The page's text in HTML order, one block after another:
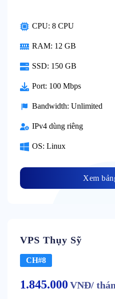
CPU: 8 CPU
RAM: 12 GB
SSD: 150 GB
Port: 100 Mbps
Bandwidth: Unlimited
IPv4 dùng riêng
OS: Linux
Xem
VPS Thụy Sỹ
CH#8
1.845.000 VNĐ/